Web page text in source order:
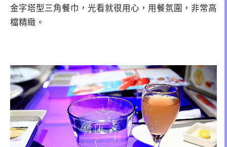
金字塔型三角餐巾，光看就很用心，用餐氛圍，非常高
檔精緻。